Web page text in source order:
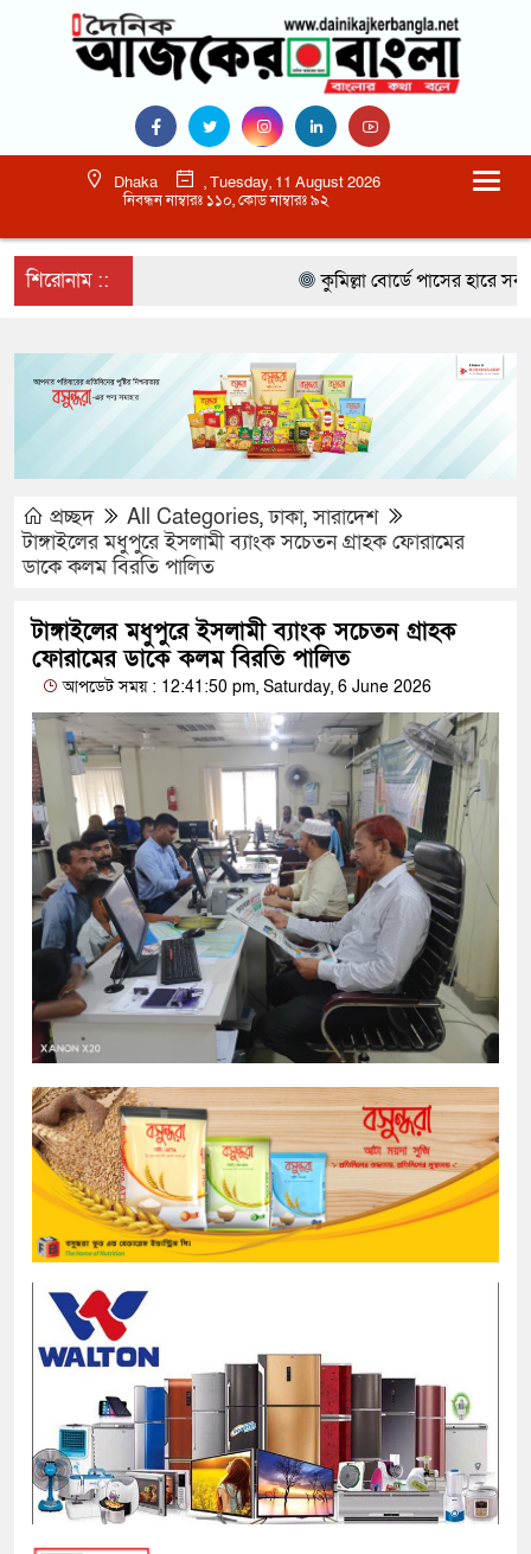
Dhaka
, Tuesday, 11 August 2026
নিবন্ধন নাম্বারঃ ১১০, কোড নাম্বারঃ ৯২
শিরোনাম :: কুমিল্লা বোর্ডে পাসের হারে
প্রচ্ছদ All Categories,ঢাকা,সারাদেশ
টাঙ্গাইলের মধুপুরে ইসলামী ব্যাংক সচেতন গ্রাহক ফোরামের
ডাকে কলম বিরতি পালিত
টাঙ্গাইলের মধুপুরে ইসলামী ব্যাংক সচেতন গ্রাহক
ফোরামের ডাকে কলম বিরতি পালিত
আপডেট সময় : 12:41:50 pm, Saturday, 6 June 2026